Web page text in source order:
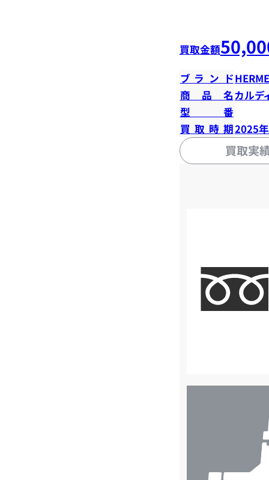
買取金額
ブランド
商品名 カルデ
型番
買取時期2025
買取実